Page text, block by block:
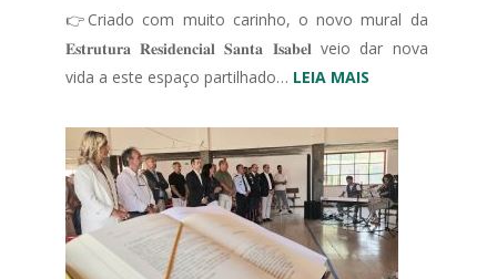
👉Criado com muito carinho, o novo mural da
𝐄𝐬𝐭𝐫𝐮𝐭𝐮𝐫𝐚 𝐑𝐞𝐬𝐢𝐝𝐞𝐧𝐜𝐢𝐚𝐥 𝐒𝐚𝐧𝐭𝐚 𝐈𝐬𝐚𝐛𝐞𝐥 veio dar nova
vida a este espaço partilhado… LEIA MAIS:
ERPI